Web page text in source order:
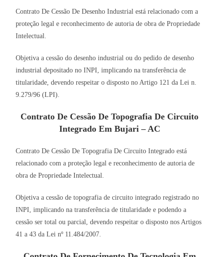
Contrato De Cessão De Desenho Industrial está relacionado com a
proteção legal e reconhecimento de autoria de obra de Propriedade
Intelectual.
Objetiva a cessão do desenho industrial ou do pedido de desenho
industrial depositado no INPI, implicando na transferência de
titularidade, devendo respeitar o disposto no Artigo 121 da Lei n.
9.279/96 (LPI).
Contrato De Cessão De Topografia De Circuito
Integrado Em Bujari – AC
Contrato De Cessão De Topografia De Circuito Integrado está
relacionado com a proteção legal e reconhecimento de autoria de
obra de Propriedade Intelectual.
Objetiva a cessão de topografia de circuito integrado registrado no
INPI, implicando na transferência de titularidade e podendo a
cessão ser total ou parcial, devendo respeitar o disposto nos Artigos
41 a 43 da Lei nº 11.484/2007.